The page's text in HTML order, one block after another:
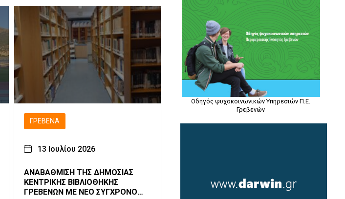
ΓΡΕΒΕΝΆ
13 Ιουλίου 2026
ΑΝΑΒΑΘΜΙΣΗ ΤΗΣ ΔΗΜΟΣΙΑΣ
ΚΕΝΤΡΙΚΗΣ ΒΙΒΛΙΟΘΗΚΗΣ
ΓΡΕΒΕΝΩΝ ΜΕ ΝΕΟ ΣΥΓΧΡΟΝΟ
Οδηγός ψυχοκοινωνικών Υπηρεσιών Π.Ε.
Γρεβενών